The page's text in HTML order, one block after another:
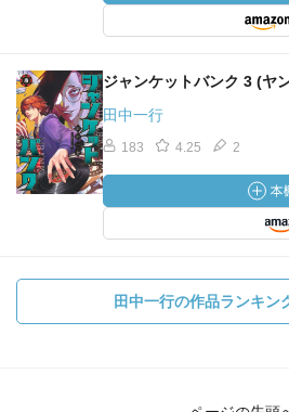
ジャンケットバンク 3 (ヤ
田中一行
183 4.25 2
田中一行の作品ランキン